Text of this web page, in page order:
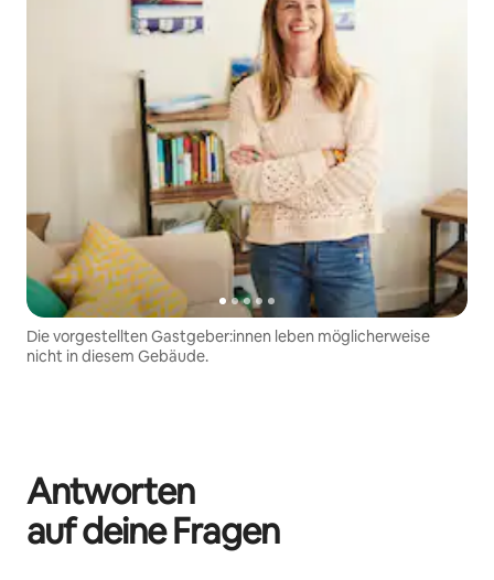
Die vorgestellten Gastgeber:innen leben möglicherweise
nicht in diesem Gebäude.
Antworten
auf deine Fragen